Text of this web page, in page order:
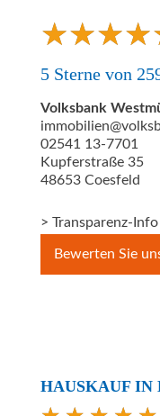
★★★★
★★★★
5 Sterne von
Volksbank
02541 13-7701
Kupferstraße 35
48653 Coesfeld
> Transparenz-
Bewerten Sie
HAUSKAUF IN